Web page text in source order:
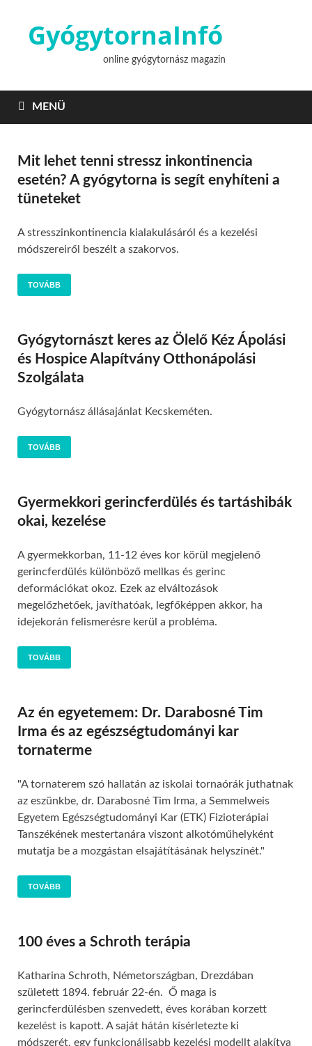
GyógytornaInfó
online gyógytornász magazin
MENÜ
Mit lehet tenni stressz inkontinencia
esetén? A gyógytorna is segít enyhíteni a
tüneteket
A stresszinkontinencia kialakulásáról és a kezelési
módszereiről beszélt a szakorvos.
TOVÁBB
Gyógytornászt keres az Ölelő Kéz Ápolási
és Hospice Alapítvány Otthonápolási
Szolgálata
Gyógytornász állásajánlat Kecskeméten.
TOVÁBB
Gyermekkori gerincferdülés és tartáshibák
okai, kezelése
A gyermekkorban, 11-12 éves kor körül megjelenő
gerincferdülés különböző mellkas és gerinc
deformációkat okoz. Ezek az elváltozások
megelőzhetőek, javíthatóak, legfőképpen akkor, ha
idejekorán felismerésre kerül a probléma.
TOVÁBB
Az én egyetemem: Dr. Darabosné Tim
Irma és az egészségtudományi kar
tornaterme
"A tornaterem szó hallatán az iskolai tornaórák juthatnak
az eszünkbe, dr. Darabosné Tim Irma, a Semmelweis
Egyetem Egészségtudományi Kar (ETK) Fizioterápiai
Tanszékének mestertanára viszont alkotóműhelyként
mutatja be a mozgástan elsajátításának helyszínét."
TOVÁBB
100 éves a Schroth terápia
Katharina Schroth, Németországban, Drezdában
született 1894. február 22-én. Ő maga is
gerincferdülésben szenvedett, éves korában korzett
kezelést is kapott. A saját hátán kísérletezte ki
módszerét, egy funkcionálisabb kezelési modellt alakítva